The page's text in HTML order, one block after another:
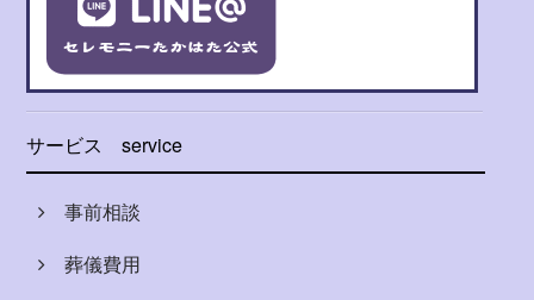
サービス service
事前相談
葬儀費用